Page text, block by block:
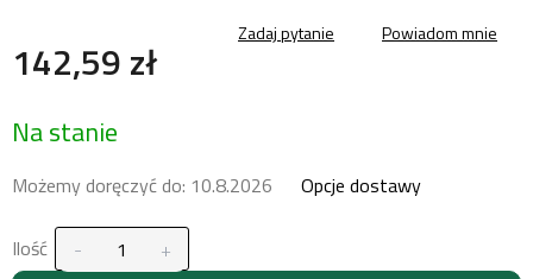
142,59 zł
jednostkowa:
Na stanie
Możemy doręczyć do: 10.8.2026 Opcje dostawy
Ilość
Zadaj pytanie Powiadom mnie